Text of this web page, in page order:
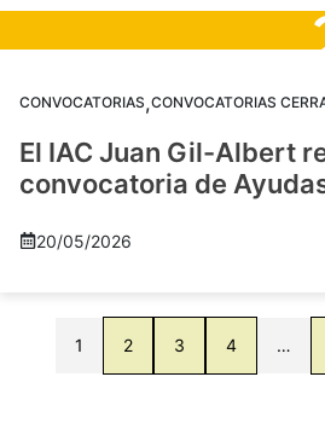
CONVOCATORIAS,CONVOCATORIAS
El IAC Juan Gil-Albert
convocatoria de
20/05/2026
1 2 3 4 …